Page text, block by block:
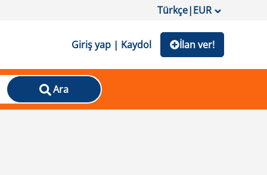
Türkçe|EUR
Giriş yap | Kaydol İlan ver!
Ara